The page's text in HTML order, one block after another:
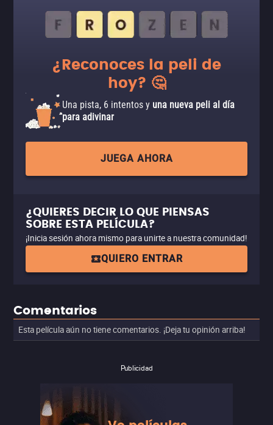
¿Reconoces la peli de
hoy? 🤔
Una pista, 6 intentos y una nueva peli al día
para adivinar
JUEGA AHORA
¿QUIERES DECIR LO QUE PIENSAS
SOBRE ESTA PELÍCULA?
¡Inicia sesión ahora mismo para unirte a nuestra comunidad!
QUIERO ENTRAR
Comentarios
Esta película aún no tiene comentarios. ¡Deja tu opinión arriba!
Publicidad